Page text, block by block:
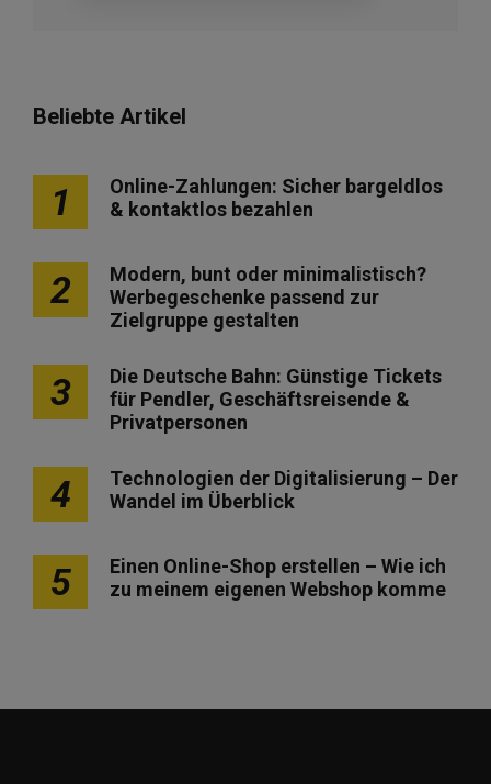
Beliebte Artikel
1
Online-Zahlungen: Sicher bargeldlos
& kontaktlos bezahlen
2
Modern, bunt oder minimalistisch?
Werbegeschenke passend zur
Zielgruppe gestalten
3
Die Deutsche Bahn: Günstige Tickets
für Pendler, Geschäftsreisende &
Privatpersonen
4
Technologien der Digitalisierung – Der
Wandel im Überblick
5
Einen Online-Shop erstellen – Wie ich
zu meinem eigenen Webshop komme